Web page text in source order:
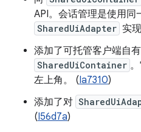
API。会话管理是使用同
SharedUiAdapter 实
添加了可托管客户端自
SharedUiContainer
左上角。 (Ia7310)
添加了对
(I56d7a)